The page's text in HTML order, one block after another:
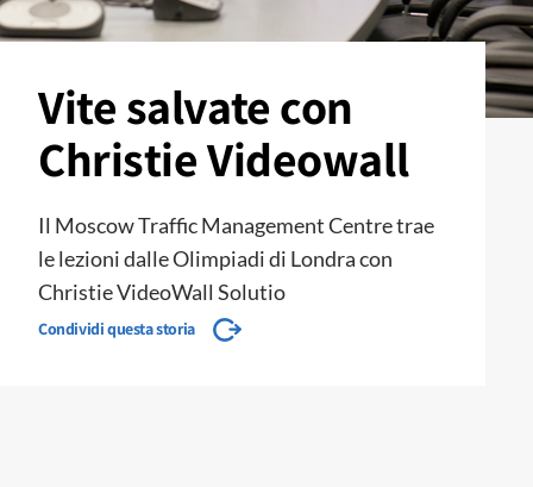
Vite salvate con
Christie Videowall
Il Moscow Traffic Management Centre trae
le lezioni dalle Olimpiadi di Londra con
Christie VideoWall Solutio
Condividi questa storia